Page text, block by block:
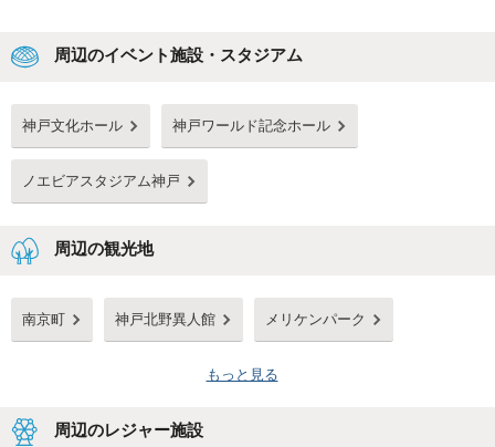
周辺のイベント施設・スタジアム
神戸文化ホール 神戸ワールド記念ホール
ノエビアスタジアム神戸
周辺の観光地
南京町 神戸北野異人館 メリケンパーク
もっと見る
周辺のレジャー施設